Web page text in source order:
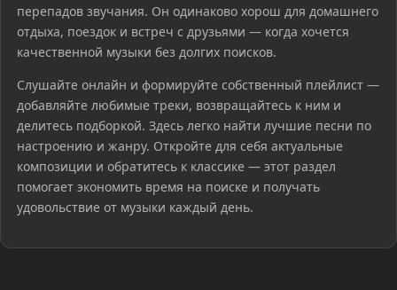
перепадов звучания. Он одинаково хорош для домашнего
отдыха, поездок и встреч с друзьями — когда хочется
качественной музыки без долгих поисков.
Слушайте онлайн и формируйте собственный плейлист —
добавляйте любимые треки, возвращайтесь к ним и
делитесь подборкой. Здесь легко найти лучшие песни по
настроению и жанру. Откройте для себя актуальные
композиции и обратитесь к классике — этот раздел
помогает экономить время на поиске и получать
удовольствие от музыки каждый день.